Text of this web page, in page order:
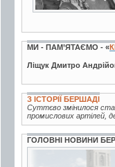
МИ - ПАМ’ЯТАЄМО - «
Ліщук Дмитро
З ІСТОРІЇ БЕРШАДІ
Суттєво змінилося
промислових артілей,
ГОЛОВНІ НОВИНИ